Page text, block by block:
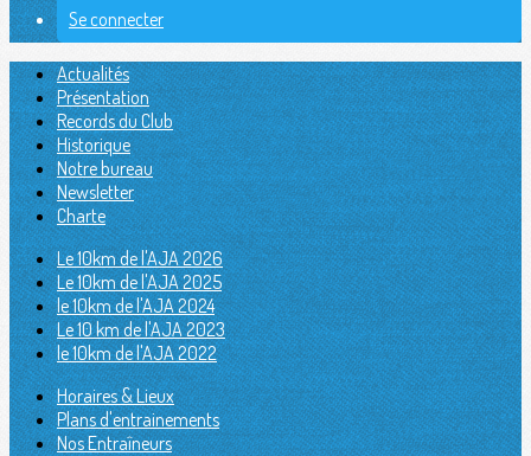
Se connecter
Actualités
Présentation
Records du Club
Historique
Notre bureau
Newsletter
Charte
Le 10km de l'AJA 2026
Le 10km de l'AJA 2025
le 10km de l'AJA 2024
Le 10 km de l'AJA 2023
le 10km de l'AJA 2022
Horaires & Lieux
Plans d'entrainements
Nos Entraîneurs